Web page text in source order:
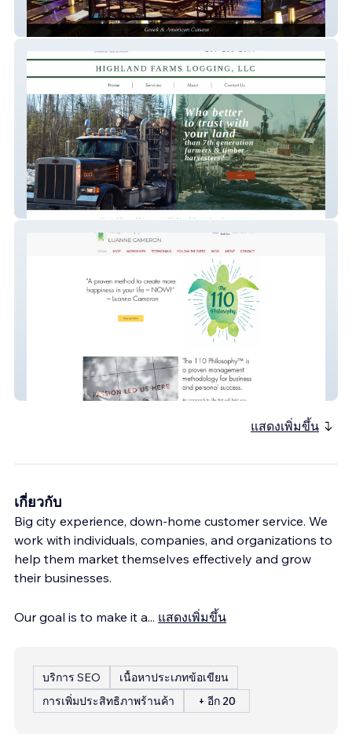
Fairgrounds Tavern
Highland Farm Logging
110 Philosophy
แสดงเพิ่มขึ้น
เกี่ยวกับ
Big city experience, down-home customer service. We
work with individuals, companies, and organizations to
help them market themselves effectively and grow
their businesses.
Our goal is to make it a... แสดงเพิ่มขึ้น
บริการ SEO
เนื้อหาประเภทข้อเขียน
การเพิ่มประสิทธิภาพร้านค้า
+ อีก 20